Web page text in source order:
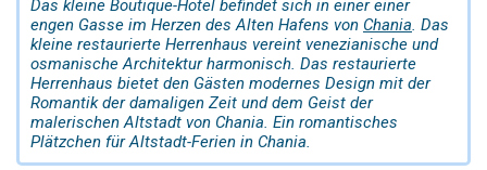
Das kleine Boutique-Hotel befindet sich in einer einer
engen Gasse im Herzen des Alten Hafens von Chania. Das
kleine restaurierte Herrenhaus vereint venezianische und
osmanische Architektur harmonisch. Das restaurierte
Herrenhaus bietet den Gästen modernes Design mit der
Romantik der damaligen Zeit und dem Geist der
malerischen Altstadt von Chania. Ein romantisches
Plätzchen für Altstadt-Ferien in Chania.